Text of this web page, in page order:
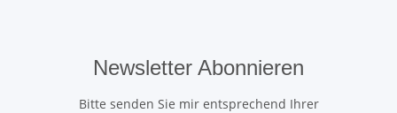
Newsletter Abonnieren
Bitte senden Sie mir entsprechend Ihrer